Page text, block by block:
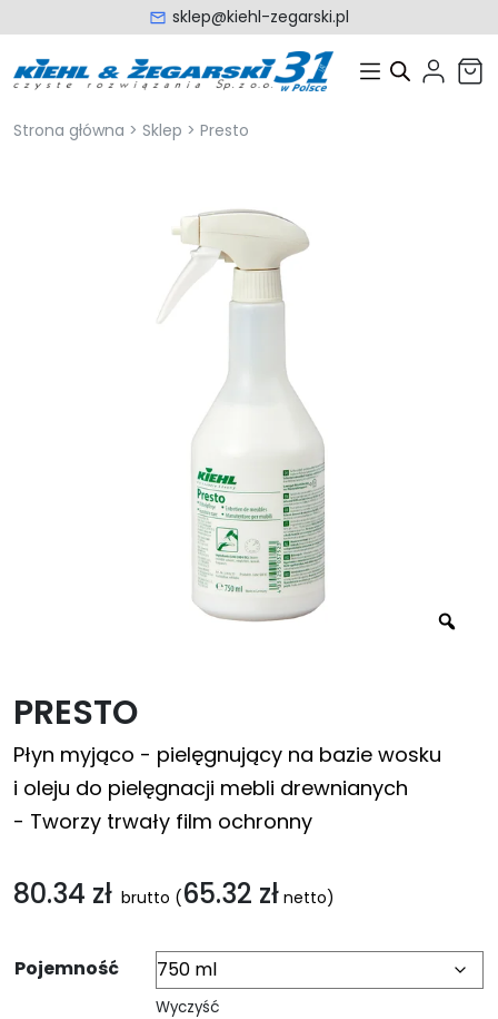
sklep@kiehl-zegarski.pl
Strona główna > Sklep > Presto
PRESTO
Płyn myjąco - pielęgnujący na bazie wosku
i oleju do pielęgnacji mebli drewnianych
- Tworzy trwały film ochronny
80.34 zł brutto (65.32 zł netto)
Pojemność
Wyczyść